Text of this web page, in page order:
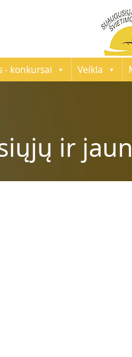
- konkursai Veikla
ir